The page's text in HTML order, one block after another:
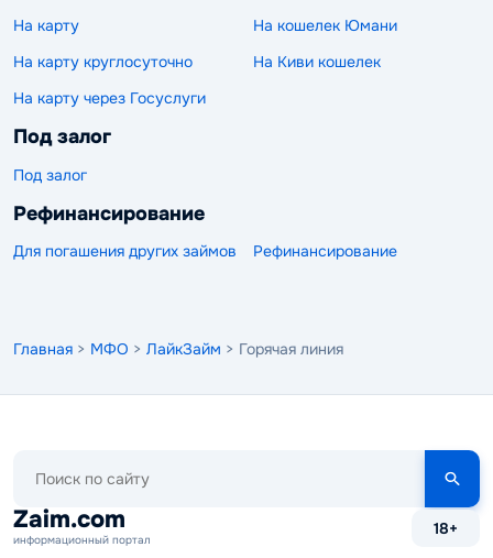
На карту
На кошелек Юмани
На карту круглосуточно
На Киви кошелек
На карту через Госуслуги
Под залог
Под залог
Рефинансирование
Для погашения других займов Рефинансирование
Главная > МФО > ЛайкЗайм > Горячая линия
сайту
Zaim.com
информационный портал
18+